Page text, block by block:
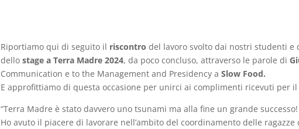
Riportiamo qui di seguito il riscontro del lavoro svolto dai nostri studenti e
dello stage a Terra Madre 2024, da poco concluso, attraverso le parole di
Communication e to the Management and Presidency a Slow Food.
E approfittiamo di questa occasione per unirci ai complimenti ricevuti per
“Terra Madre è stato davvero uno tsunami ma alla fine un grande successo!
Ho avuto il piacere di lavorare nell’ambito del coordinamento delle